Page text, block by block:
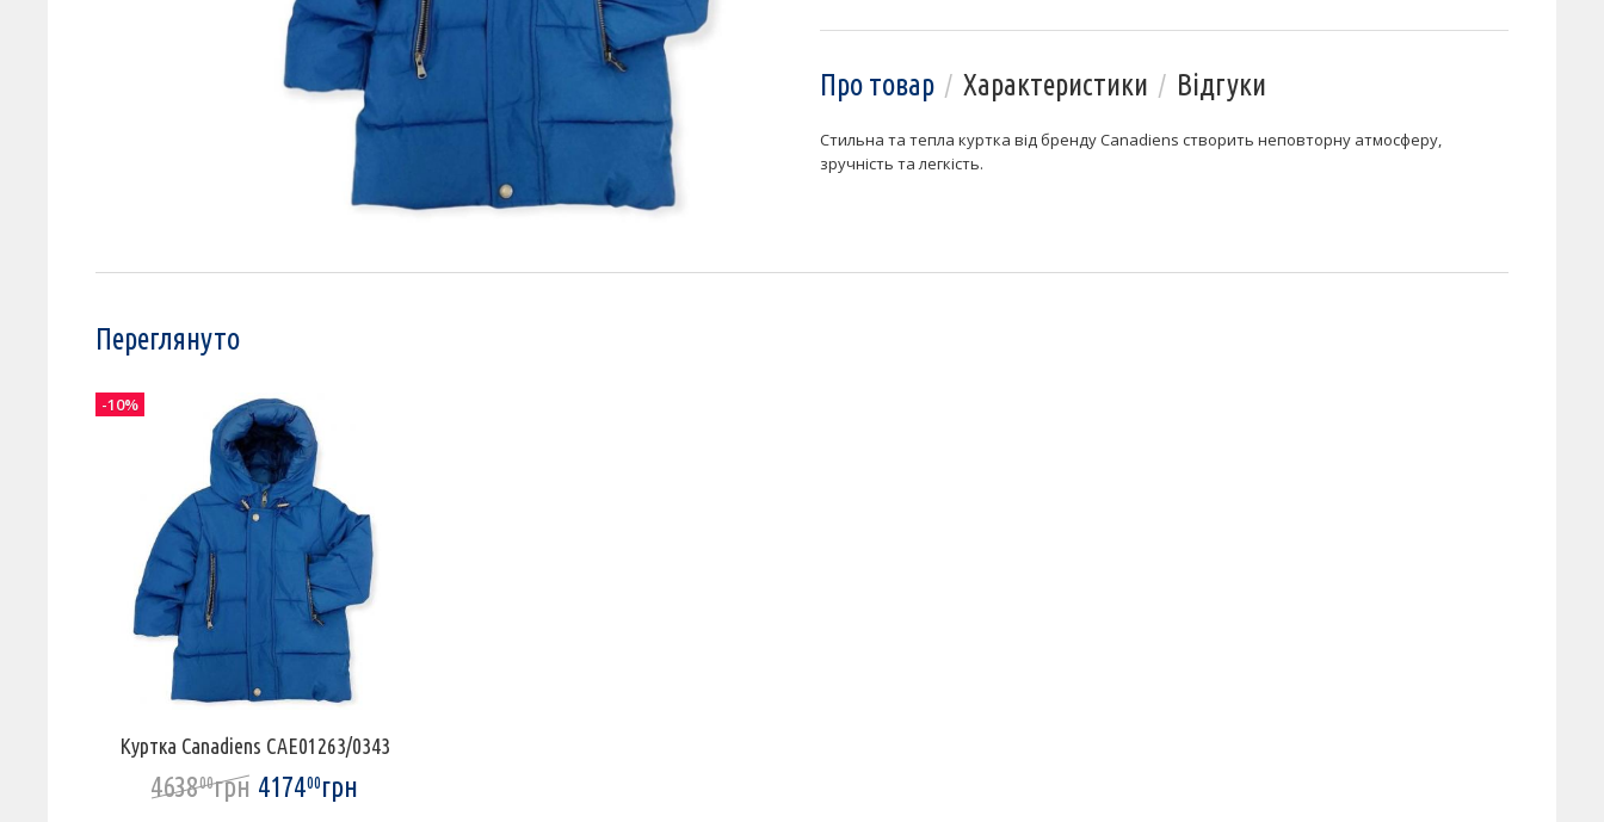
Про товар Характеристики Відгуки
Стильна та тепла куртка від бренду Canadiens створить неповторну атмосферу,
зручність та легкість.
Переглянуто
Куртка Canadiens CAE01263/0343
463800грн 417400грн
-10%